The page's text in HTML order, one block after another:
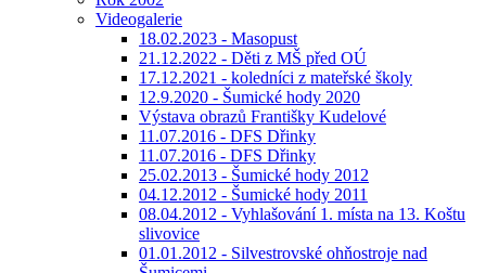
Videogalerie
18.02.2023 - Masopust
21.12.2022 - Děti z MŠ před OÚ
17.12.2021 - koledníci z mateřské školy
12.9.2020 - Šumické hody 2020
Výstava obrazů Františky Kudelové
11.07.2016 - DFS Dřinky
11.07.2016 - DFS Dřinky
25.02.2013 - Šumické hody 2012
04.12.2012 - Šumické hody 2011
08.04.2012 - Vyhlašování 1. místa na 13. Koštu
slivovice
01.01.2012 - Silvestrovské ohňostroje nad